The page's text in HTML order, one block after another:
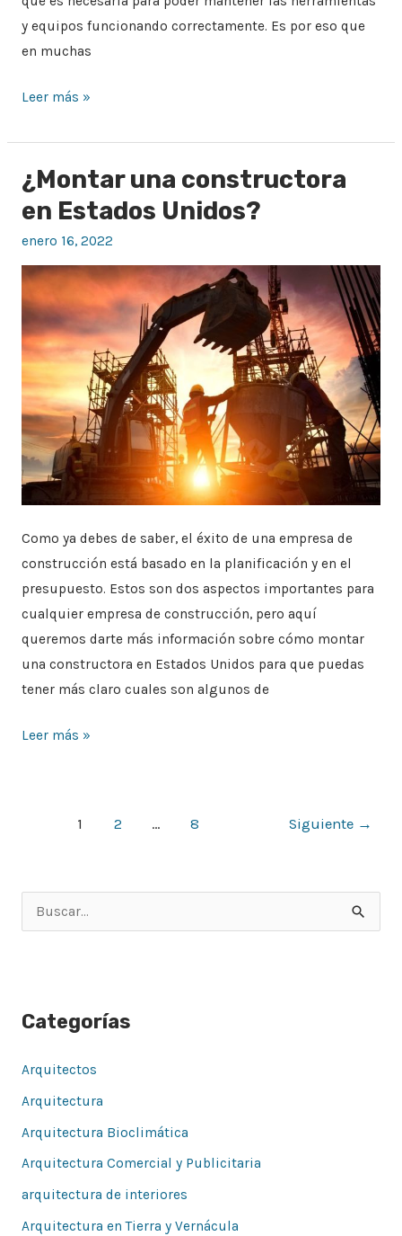
y equipos funcionando correctamente. Es por eso que
en muchas
Leer más »
¿Montar una constructora
en Estados Unidos?
enero 16, 2022
Como ya debes de saber, el éxito de una empresa de
construcción está basado en la planificación y en el
presupuesto. Estos son dos aspectos importantes para
cualquier empresa de construcción, pero aquí
queremos darte más información sobre cómo montar
una constructora en Estados Unidos para que puedas
tener más claro cuales son algunos de
¿Montar
en
Estados
Unidos?
Leer más »
1 2 … 8 Siguiente →
a
o
r
:
Categorías
Arquitectos
Arquitectura
Arquitectura Bioclimática
Arquitectura Comercial y Publicitaria
arquitectura de interiores
Arquitectura en Tierra y Vernácula